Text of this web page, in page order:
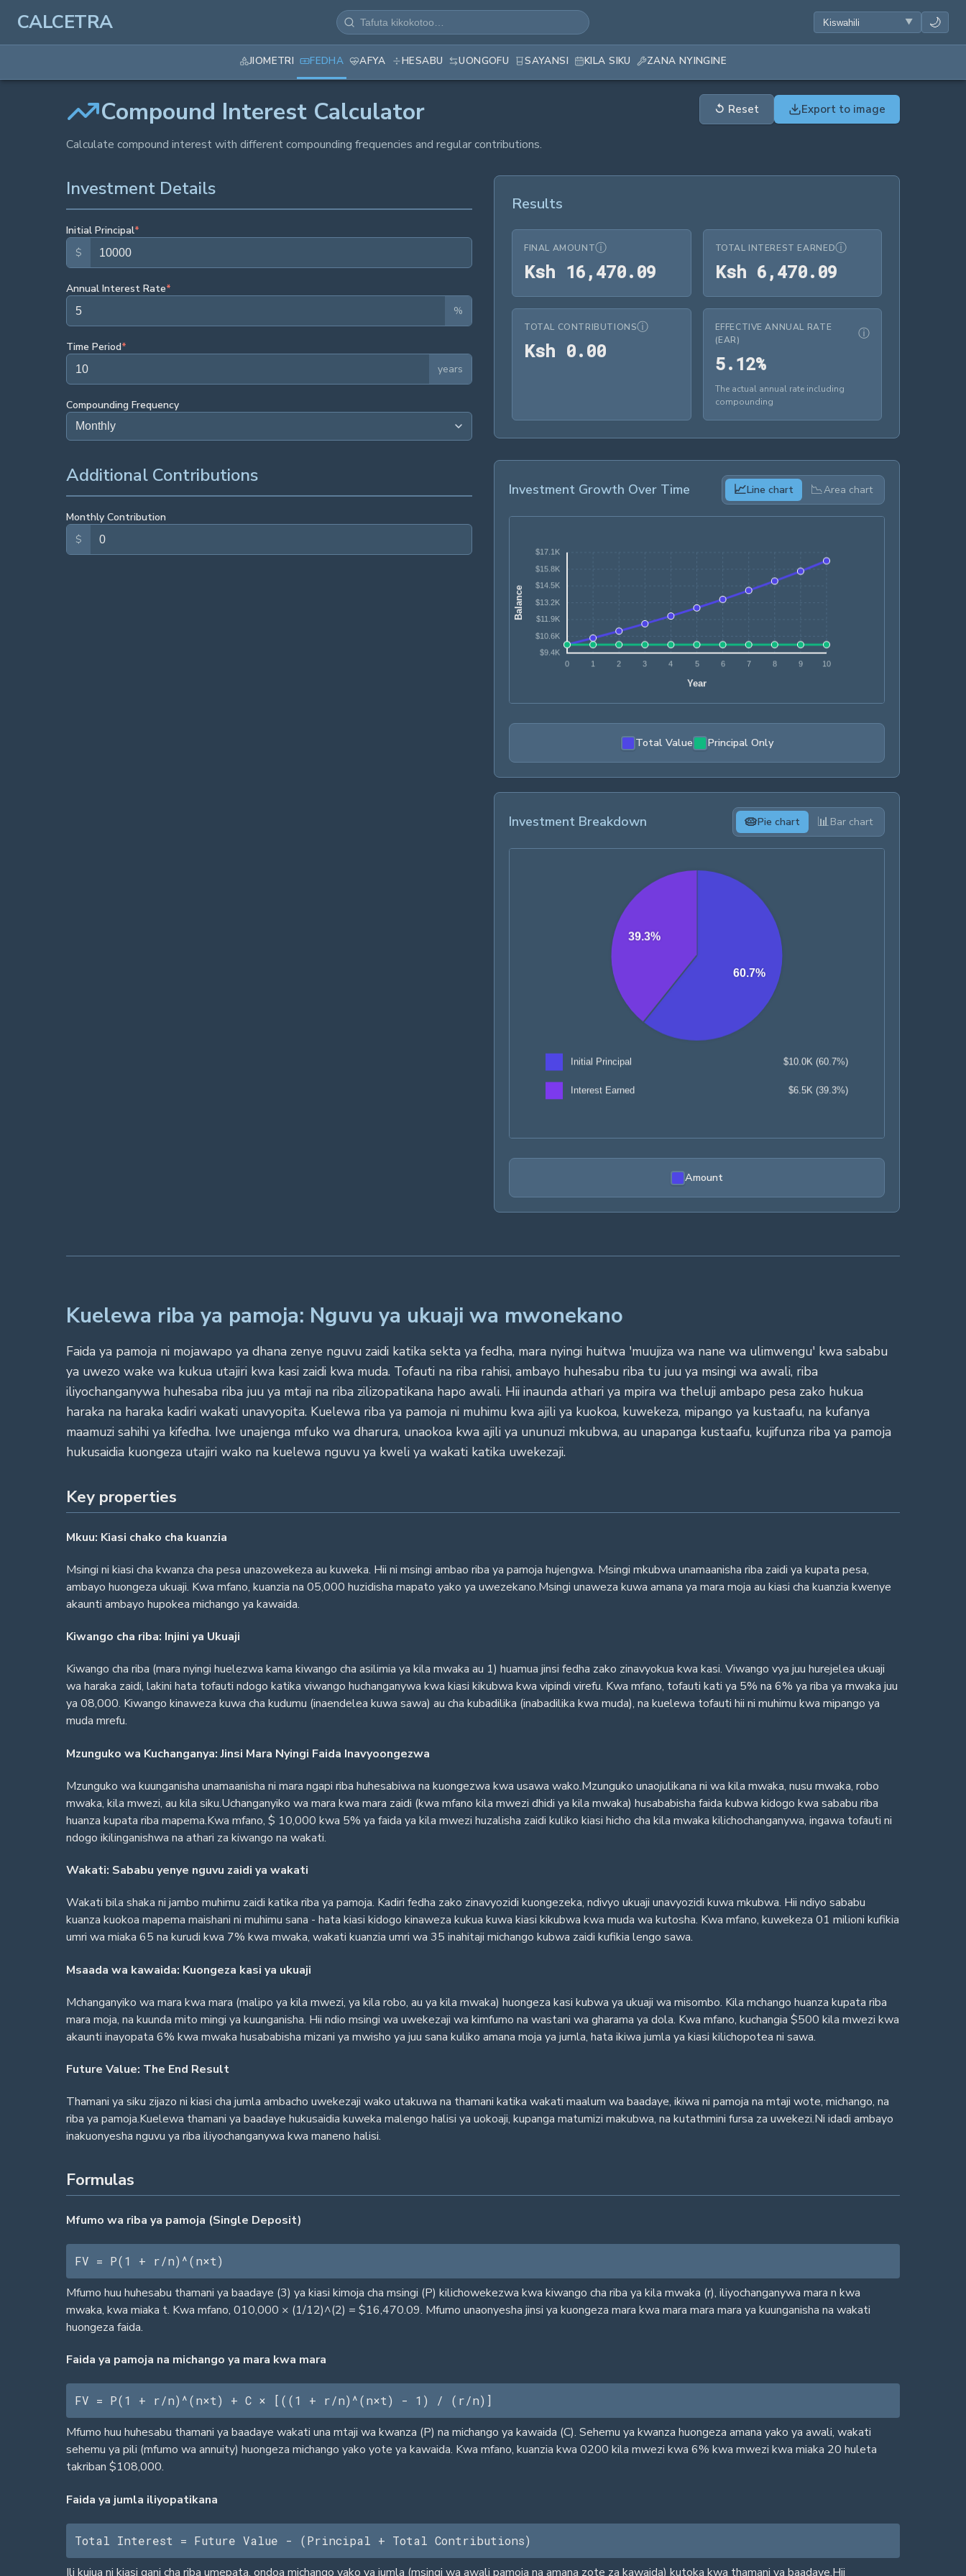
CALCETRA 🌙
JIOMETRI FEDHA AFYA HESABU UONGOFU SAYANSI KILA SIKU ZANA NYINGINE
Compound Interest Calculator
Calculate compound interest with different compounding frequencies and regular contributions.
↺ Reset Export to image
Investment Details
Initial Principal*
$
Annual Interest Rate*
%
Time Period*
years
Compounding Frequency
Additional Contributions
Monthly Contribution
$
Results
FINAL AMOUNTⓘ
Ksh 16,470.09 Ksh 16,470.09
TOTAL INTEREST EARNEDⓘ
Ksh 6,470.09Ksh 6,470.09
TOTAL CONTRIBUTIONSⓘ
Ksh 0.00Ksh 0.00
EFFECTIVE ANNUAL RATE
(EAR)
ⓘ
5.12%5.12%
The actual annual rate including
compounding
Investment Growth Over Time 📈Line chart 📉Area chart
Total Value Principal Only
Investment Breakdown 🥧Pie chart 📊Bar chart
Amount
Kuelewa riba ya pamoja: Nguvu ya ukuaji wa mwonekano
Faida ya pamoja ni mojawapo ya dhana zenye nguvu zaidi katika sekta ya fedha, mara nyingi huitwa 'muujiza wa nane wa ulimwengu' kwa sababu
ya uwezo wake wa kukua utajiri kwa kasi zaidi kwa muda. Tofauti na riba rahisi, ambayo huhesabu riba tu juu ya msingi wa awali, riba
iliyochanganywa huhesaba riba juu ya mtaji na riba zilizopatikana hapo awali. Hii inaunda athari ya mpira wa theluji ambapo pesa zako hukua
haraka na haraka kadiri wakati unavyopita. Kuelewa riba ya pamoja ni muhimu kwa ajili ya kuokoa, kuwekeza, mipango ya kustaafu, na kufanya
maamuzi sahihi ya kifedha. Iwe unajenga mfuko wa dharura, unaokoa kwa ajili ya ununuzi mkubwa, au unapanga kustaafu, kujifunza riba ya pamoja
hukusaidia kuongeza utajiri wako na kuelewa nguvu ya kweli ya wakati katika uwekezaji.
Key properties
Mkuu: Kiasi chako cha kuanzia
Msingi ni kiasi cha kwanza cha pesa unazowekeza au kuweka. Hii ni msingi ambao riba ya pamoja hujengwa. Msingi mkubwa unamaanisha riba zaidi ya kupata pesa,
ambayo huongeza ukuaji. Kwa mfano, kuanzia na 05,000 huzidisha mapato yako ya uwezekano.Msingi unaweza kuwa amana ya mara moja au kiasi cha kuanzia kwenye
akaunti ambayo hupokea michango ya kawaida.
Kiwango cha riba: Injini ya Ukuaji
Kiwango cha riba (mara nyingi huelezwa kama kiwango cha asilimia ya kila mwaka au 1) huamua jinsi fedha zako zinavyokua kwa kasi. Viwango vya juu hurejelea ukuaji
wa haraka zaidi, lakini hata tofauti ndogo katika viwango huchanganywa kwa kiasi kikubwa kwa vipindi virefu. Kwa mfano, tofauti kati ya 5% na 6% ya riba ya mwaka juu
ya 08,000. Kiwango kinaweza kuwa cha kudumu (inaendelea kuwa sawa) au cha kubadilika (inabadilika kwa muda), na kuelewa tofauti hii ni muhimu kwa mipango ya
muda mrefu.
Mzunguko wa Kuchanganya: Jinsi Mara Nyingi Faida Inavyoongezwa
Mzunguko wa kuunganisha unamaanisha ni mara ngapi riba huhesabiwa na kuongezwa kwa usawa wako.Mzunguko unaojulikana ni wa kila mwaka, nusu mwaka, robo
mwaka, kila mwezi, au kila siku.Uchanganyiko wa mara kwa mara zaidi (kwa mfano kila mwezi dhidi ya kila mwaka) husababisha faida kubwa kidogo kwa sababu riba
huanza kupata riba mapema.Kwa mfano, $ 10,000 kwa 5% ya faida ya kila mwezi huzalisha zaidi kuliko kiasi hicho cha kila mwaka kilichochanganywa, ingawa tofauti ni
ndogo ikilinganishwa na athari za kiwango na wakati.
Wakati: Sababu yenye nguvu zaidi ya wakati
Wakati bila shaka ni jambo muhimu zaidi katika riba ya pamoja. Kadiri fedha zako zinavyozidi kuongezeka, ndivyo ukuaji unavyozidi kuwa mkubwa. Hii ndiyo sababu
kuanza kuokoa mapema maishani ni muhimu sana - hata kiasi kidogo kinaweza kukua kuwa kiasi kikubwa kwa muda wa kutosha. Kwa mfano, kuwekeza 01 milioni kufikia
umri wa miaka 65 na kurudi kwa 7% kwa mwaka, wakati kuanzia umri wa 35 inahitaji michango kubwa zaidi kufikia lengo sawa.
Msaada wa kawaida: Kuongeza kasi ya ukuaji
Mchanganyiko wa mara kwa mara (malipo ya kila mwezi, ya kila robo, au ya kila mwaka) huongeza kasi kubwa ya ukuaji wa misombo. Kila mchango huanza kupata riba
mara moja, na kuunda mito mingi ya kuunganisha. Hii ndio msingi wa uwekezaji wa kimfumo na wastani wa gharama ya dola. Kwa mfano, kuchangia $500 kila mwezi kwa
akaunti inayopata 6% kwa mwaka husababisha mizani ya mwisho ya juu sana kuliko amana moja ya jumla, hata ikiwa jumla ya kiasi kilichopotea ni sawa.
Future Value: The End Result
Thamani ya siku zijazo ni kiasi cha jumla ambacho uwekezaji wako utakuwa na thamani katika wakati maalum wa baadaye, ikiwa ni pamoja na mtaji wote, michango, na
riba ya pamoja.Kuelewa thamani ya baadaye hukusaidia kuweka malengo halisi ya uokoaji, kupanga matumizi makubwa, na kutathmini fursa za uwekezi.Ni idadi ambayo
inakuonyesha nguvu ya riba iliyochanganywa kwa maneno halisi.
Formulas
Mfumo wa riba ya pamoja (Single Deposit)
FV = P(1 + r/n)^(n×t)
Mfumo huu huhesabu thamani ya baadaye (3) ya kiasi kimoja cha msingi (P) kilichowekezwa kwa kiwango cha riba ya kila mwaka (r), iliyochanganywa mara n kwa
mwaka, kwa miaka t. Kwa mfano, 010,000 × (1/12)^(2) = $16,470.09. Mfumo unaonyesha jinsi ya kuongeza mara kwa mara mara mara ya kuunganisha na wakati
huongeza faida.
Faida ya pamoja na michango ya mara kwa mara
FV = P(1 + r/n)^(n×t) + C × [((1 + r/n)^(n×t) - 1) / (r/n)]
Mfumo huu huhesabu thamani ya baadaye wakati una mtaji wa kwanza (P) na michango ya kawaida (C). Sehemu ya kwanza huongeza amana yako ya awali, wakati
sehemu ya pili (mfumo wa annuity) huongeza michango yako yote ya kawaida. Kwa mfano, kuanzia kwa 0200 kila mwezi kwa 6% kwa mwezi kwa miaka 20 huleta
takriban $108,000.
Faida ya jumla iliyopatikana
Total Interest = Future Value - (Principal + Total Contributions)
Ili kujua ni kiasi gani cha riba umepata, ondoa michango yako ya jumla (msingi wa awali pamoja na amana zote za kawaida) kutoka kwa thamani ya baadaye.Hii